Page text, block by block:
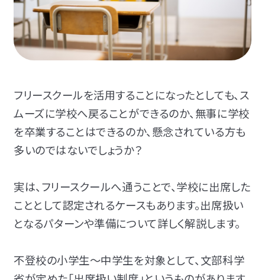
フリースクールを活用することになったとしても、ス
ムーズに学校へ戻ることができるのか、無事に学校
を卒業することはできるのか、懸念されている方も
多いのではないでしょうか？
実は、フリースクールへ通うことで、学校に出席した
こととして認定されるケースもあります。出席扱い
となるパターンや準備について詳しく解説します。
不登校の小学生～中学生を対象として、文部科学